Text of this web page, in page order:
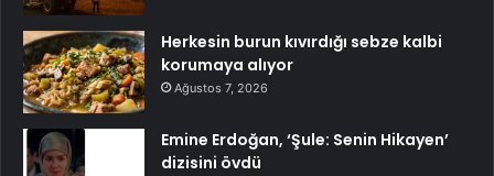
Herkesin burun kıvırdığı sebze kalbi
korumaya alıyor
Ağustos 7, 2026
Emine Erdoğan, ‘Şule: Senin Hikayen’
dizisini övdü